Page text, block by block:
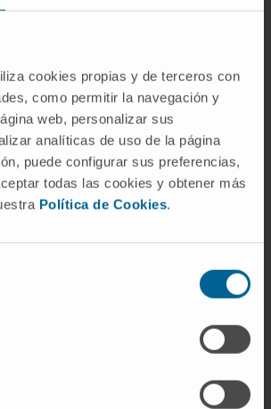
cookies propias y de terceros con
como permitir la navegación y
web, personalizar sus
analíticas de uso de la página
puede configurar sus preferencias,
todas las cookies y obtener más
Política de Cookies.
frecuentes
procede la palabra
raíces: el griego φῶς (phōs,
densitas("densidad") y el griego
, "medida"). El vocablo
fotodensitometría que
actual se basa en
distinta. La